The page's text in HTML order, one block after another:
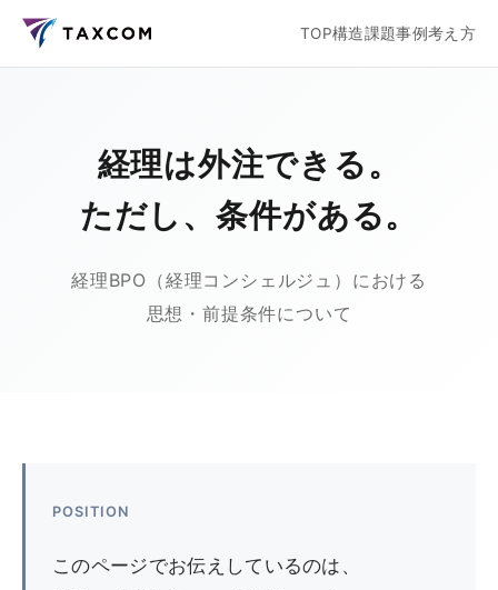
TOP構造課題事例考え方
経理は外注できる。
ただし、条件がある。
経理BPO（経理コンシェルジュ）における
思想・前提条件について
POSITION
このページでお伝えしているのは、